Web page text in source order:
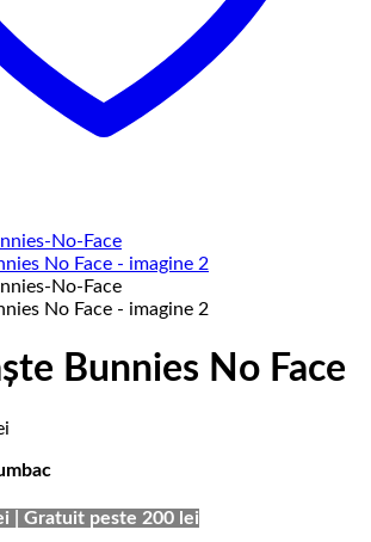
Bunnies No Face
prețuri:
până
| Gratuit peste 200 lei